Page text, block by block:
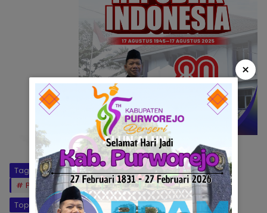
Tag: Ngopi
Pelayanan SIM
Program “Sikomo”
Satlantas Polres Purworejo
Topik:
Program “Sikomo”
×